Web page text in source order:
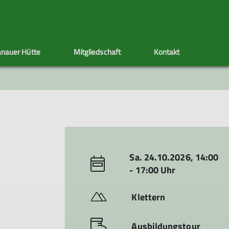
Artikel schreiben
Sektionstermine Ehrenamt
Klettersteig
Hütte Mitgliedschaft
Adressänderung Satzung
Kontakt
Sa. 24.10.2026, 14:00
- 17:00 Uhr
Klettern
Ausbildungstour